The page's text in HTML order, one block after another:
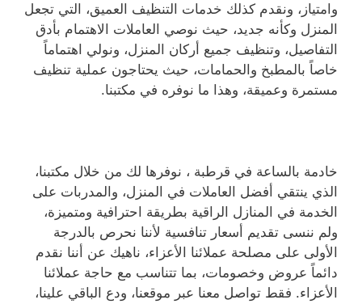
وامتياز، ونقدم كذلك خدمات التنظيف العميق، التي تجعل
المنزل وكأنه جديد، حيث نوصي العاملات الاهتمام بأدق
التفاصيل، وتنظيف جميع أركان المنزل، ونولي اهتماماً
خاصاً بالمطبخ والحمامات، حيث يحتاجون عملية تنظيف
مستمرة وعميقة، وهذا ما نوفره في مكتبنا.
خادمة بالساعة في قرطبة ، نوفرها لك من خلال مكتبنا،
الذي ينتقي أفضل العاملات في المنزل، والمدربات على
الخدمة في المنازل الراقية بطريقة احترافية ومتميزة،
ولم ننسى تقديم أسعار تنافسية لأننا نحرص بالدرجة
الأولى على مصلحة عملائنا الأعزاء، ناهيك عن أننا نقدم
دائماً عروض وخصومات، بما تتناسب مع حاجة عملائنا
الأعزاء. فقط تواصل معنا عبر موقعنا، ودع الباقي علينا،